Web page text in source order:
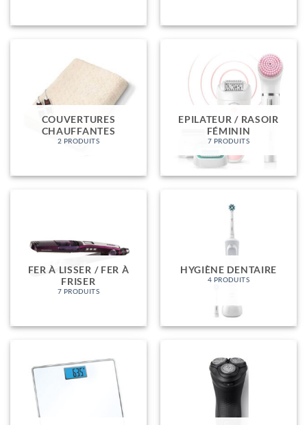
COUVERTURES
CHAUFFANTES
2 PRODUITS
EPILATEUR / RASOIR
FÉMININ
7 PRODUITS
FER À LISSER / FER À
FRISER
7 PRODUITS
HYGIÈNE DENTAIRE
4 PRODUITS